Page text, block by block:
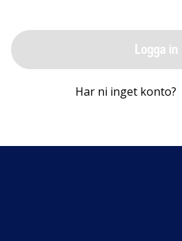
Logga in
Har ni inget konto?